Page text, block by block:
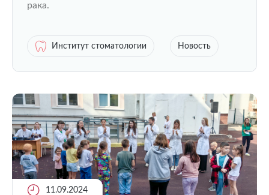
рака.
Институт стоматологии Новость
11.09.2024